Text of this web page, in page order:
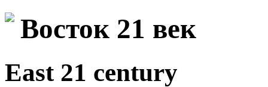
Восток 21 век
East 21 century